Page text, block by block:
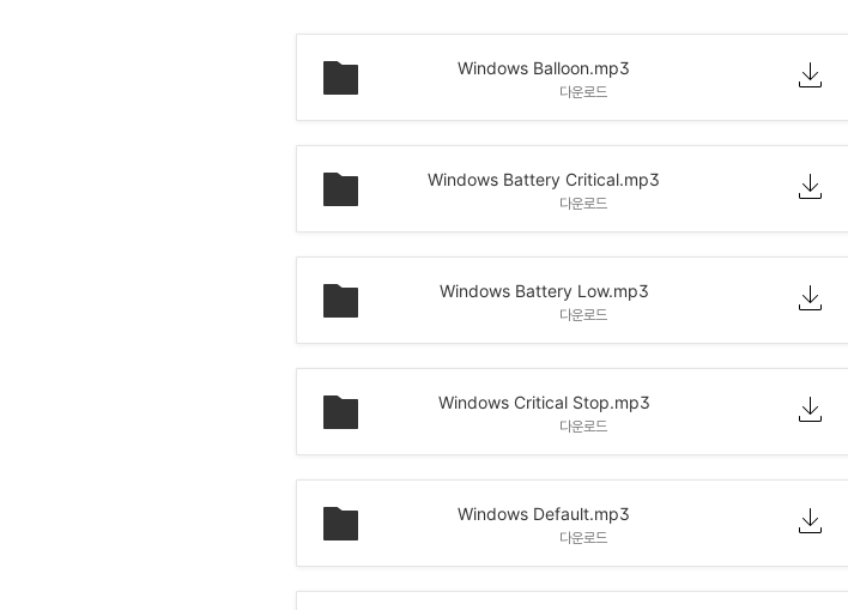
Windows Balloon.mp3
다운로드
Windows Battery Critical.mp3
다운로드
Windows Battery Low.mp3
다운로드
Windows Critical Stop.mp3
다운로드
Windows Default.mp3
다운로드